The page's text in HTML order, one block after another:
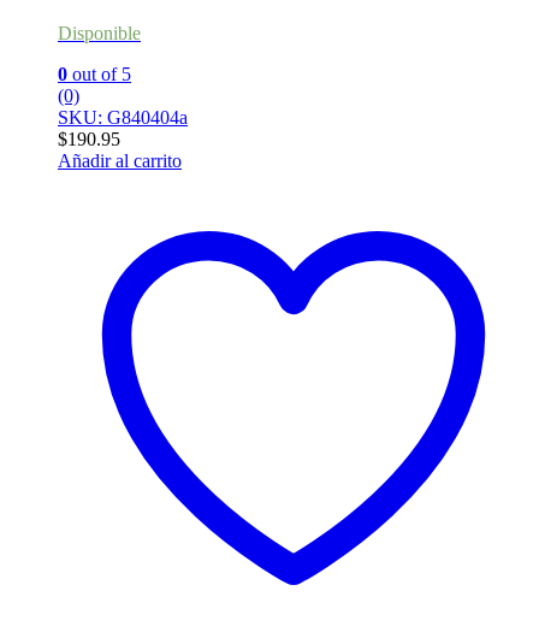
Disponible
0 out of 5
(0)
SKU: G840404a
$190.95
Añadir al carrito